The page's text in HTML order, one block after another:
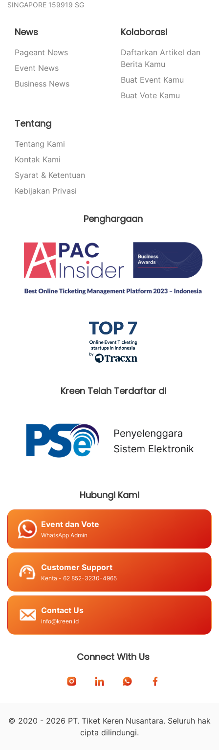
SINGAPORE 159919 SG
News
Pageant News
Event News
Business News
Kolaborasi
Daftarkan Artikel dan
Berita Kamu
Buat Event Kamu
Buat Vote Kamu
Tentang
Tentang Kami
Kontak Kami
Syarat & Ketentuan
Kebijakan Privasi
Penghargaan
Kreen Telah Terdaftar di
Hubungi Kami
Event dan Vote
WhatsApp Admin
Customer Support
Kenta - 62 852-3230-4965
Contact Us
info@kreen.id
Connect With Us
© 2020 - 2026 PT. Tiket Keren Nusantara. Seluruh hak
cipta dilindungi.